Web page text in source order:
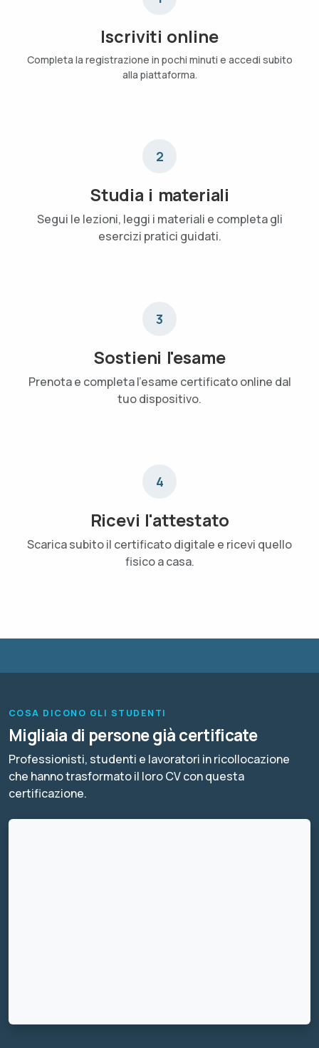
Iscriviti online
Completa la registrazione in pochi minuti e accedi subito
alla piattaforma.
2
Studia i materiali
Segui le lezioni, leggi i materiali e completa gli
esercizi pratici guidati.
3
Sostieni l'esame
Prenota e completa l'esame certificato online dal
tuo dispositivo.
4
Ricevi l'attestato
Scarica subito il certificato digitale e ricevi quello
fisico a casa.
COSA DICONO GLI STUDENTI
Migliaia di persone già certificate
Professionisti, studenti e lavoratori in ricollocazione
che hanno trasformato il loro CV con questa
certificazione.